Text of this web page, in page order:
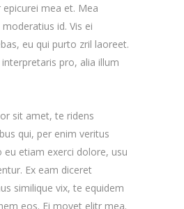
mea et. Mea
id. Vis ei
eu qui purto zril laoreet.
pro, alia illum
sit amet, te ridens
qui, per enim veritus
eu etiam exerci dolore, usu
Ex eam diceret
similique vix, te equidem
eos. Ei movet elitr mea.